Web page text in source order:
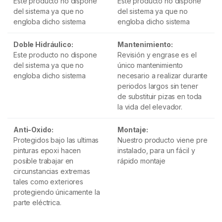
del sistema ya que no
engloba dicho sistema
del sistema ya que no
engloba dicho sistema
Doble Hidráulico:
Este producto no dispone
del sistema ya que no
engloba dicho sistema
Mantenimiento:
Revisión y engrase es el
único mantenimiento
necesario a realizar durante
periodos largos sin tener
de substituir pizas en toda
la vida del elevador.
Anti-Oxido:
Protegidos bajo las ultimas
pinturas epoxi hacen
posible trabajar en
circunstancias extremas
tales como exteriores
protegiendo únicamente la
parte eléctrica.
Montaje:
Nuestro producto viene pre
instalado, para un fácil y
rápido montaje